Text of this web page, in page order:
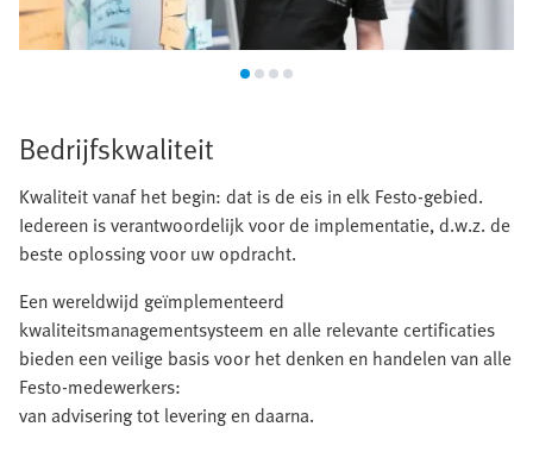
Bedrijfskwaliteit
Kwaliteit vanaf het begin: dat is de eis in elk Festo-gebied.
Iedereen is verantwoordelijk voor de implementatie, d.w.z. de
beste oplossing voor uw opdracht.
Een wereldwijd geïmplementeerd
kwaliteitsmanagementsysteem en alle relevante certificaties
bieden een veilige basis voor het denken en handelen van alle
Festo-medewerkers:
van advisering tot levering en daarna.